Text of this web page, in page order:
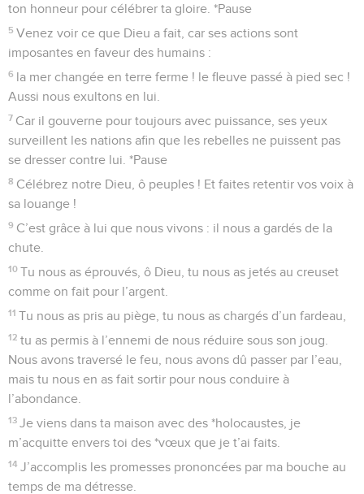
ton honneur pour célébrer ta gloire. *Pause
5 Venez voir ce que Dieu a fait, car ses actions sont
imposantes en faveur des humains :
6 la mer changée en terre ferme ! le fleuve passé à pied sec !
Aussi nous exultons en lui.
7 Car il gouverne pour toujours avec puissance, ses yeux
surveillent les nations afin que les rebelles ne puissent pas
se dresser contre lui. *Pause
8 Célébrez notre Dieu, ô peuples ! Et faites retentir vos voix à
sa louange !
9 C’est grâce à lui que nous vivons : il nous a gardés de la
chute.
10 Tu nous as éprouvés, ô Dieu, tu nous as jetés au creuset
comme on fait pour l’argent.
11 Tu nous as pris au piège, tu nous as chargés d’un fardeau,
12 tu as permis à l’ennemi de nous réduire sous son joug.
Nous avons traversé le feu, nous avons dû passer par l’eau,
mais tu nous en as fait sortir pour nous conduire à
l’abondance.
13 Je viens dans ta maison avec des *holocaustes, je
m’acquitte envers toi des *vœux que je t’ai faits.
14 J’accomplis les promesses prononcées par ma bouche au
temps de ma détresse.